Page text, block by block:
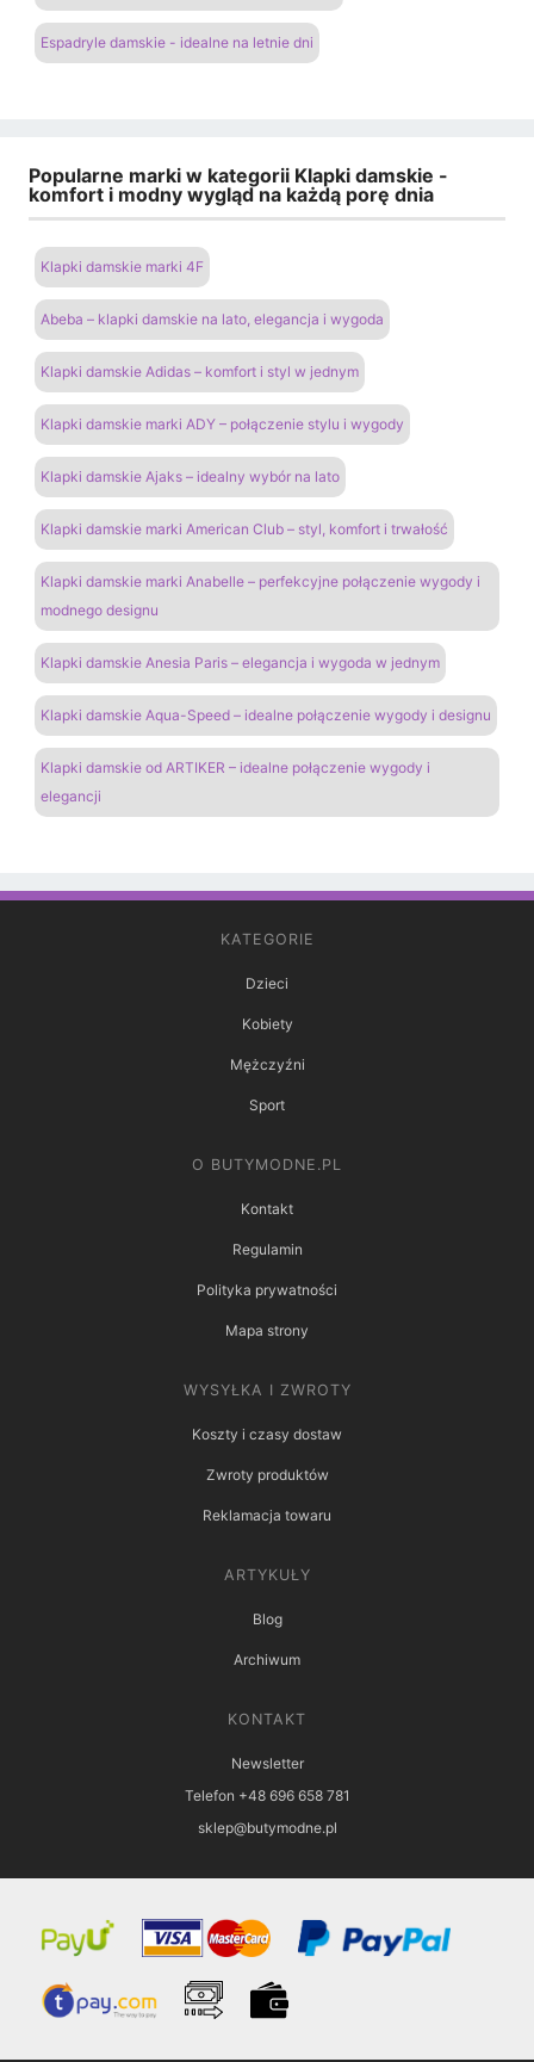
Espadryle damskie - idealne na letnie dni
Popularne marki w kategorii Klapki damskie -
komfort i modny wygląd na każdą porę dnia
Klapki damskie marki 4F
Abeba – klapki damskie na lato, elegancja i wygoda
Klapki damskie Adidas – komfort i styl w jednym
Klapki damskie marki ADY – połączenie stylu i wygody
Klapki damskie Ajaks – idealny wybór na lato
Klapki damskie marki American Club – styl, komfort i trwałość
Klapki damskie marki Anabelle – perfekcyjne połączenie wygody i
modnego designu
Klapki damskie Anesia Paris – elegancja i wygoda w jednym
Klapki damskie Aqua-Speed – idealne połączenie wygody i designu
Klapki damskie od ARTIKER – idealne połączenie wygody i
elegancji
KATEGORIE
Dzieci
Kobiety
Mężczyźni
Sport
O BUTYMODNE.PL
Kontakt
Regulamin
Polityka prywatności
Mapa strony
WYSYŁKA I ZWROTY
Koszty i czasy dostaw
Zwroty produktów
Reklamacja towaru
ARTYKUŁY
Blog
Archiwum
KONTAKT
Newsletter
Telefon +48 696 658 781
sklep@butymodne.pl